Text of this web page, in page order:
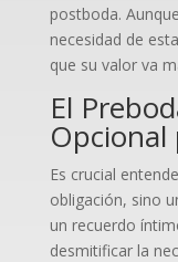
postboda.
necesidad de
que su valor va
El
Opcional
Es crucial
obligación, sino
un recuerdo
desmitificar la